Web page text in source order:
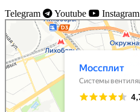
Telegram Youtube Instagram
Моссплит
Системы вентиляции в Москве
Установка кондиционеров в Москве